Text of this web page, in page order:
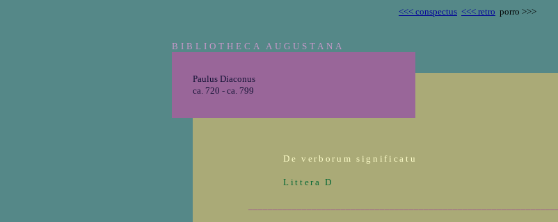
<<< conspectus <<< retro porro >>>
BIBLIOTHECA AUGUSTANA
Paulus Diaconus
ca. 720 - ca. 799
De verborum significatu
Littera D